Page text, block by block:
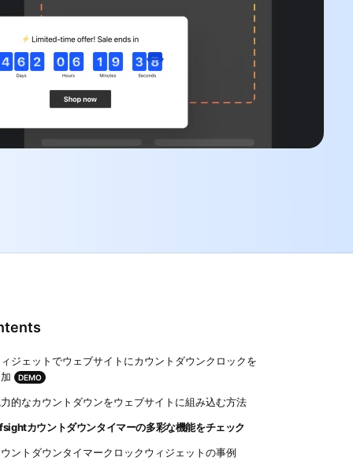
ジェットでウェブサイトにカウントダウンクロックを
DEMO
的なカウントダウンをウェブサイトに組み込む方法
カウントダウンタイマーの多彩な機能をチェック
ントダウンタイマークロックウィジェットの事例